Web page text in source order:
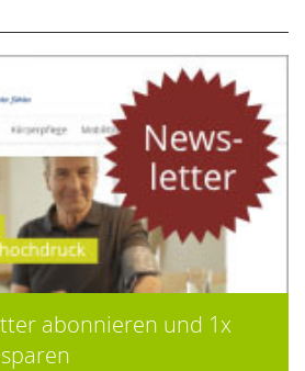
abonnieren und 1x